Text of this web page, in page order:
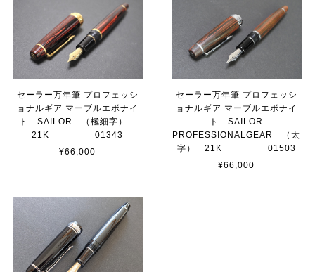
セーラー万年筆 プロフェッシ
ョナルギア マーブルエボナイ
ト SAILOR （極細字）
21K 01343
¥66,000
セーラー万年筆 プロフェッシ
ョナルギア マーブルエボナイ
ト SAILOR
PROFESSIONALGEAR （太
字） 21K 01503
¥66,000